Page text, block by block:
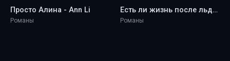
Просто Алина - Ann Li
Романы
Есть ли жизнь после льда? - Ann Li
Романы